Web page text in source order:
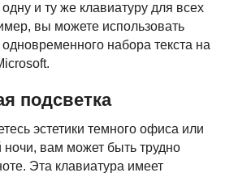
и ту же клавиатуру для всех
вы можете использовать
набора текста на
подсветка
эстетики темного офиса или
ночи, вам может быть трудно
Эта клавиатура имеет